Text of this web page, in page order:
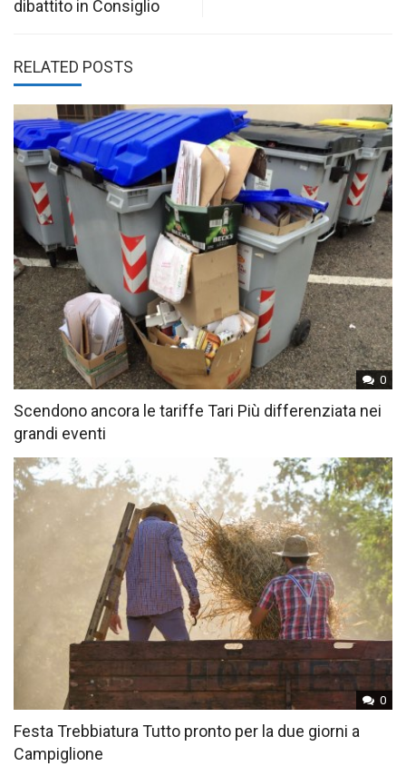
dibattito in Consiglio
RELATED POSTS
0
Scendono ancora le tariffe Tari Più differenziata nei
grandi eventi
0
Festa Trebbiatura Tutto pronto per la due giorni a
Campiglione